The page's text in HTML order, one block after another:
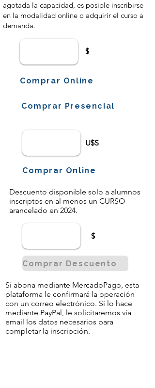
agotada la capacidad, es posible inscribirse
en la modalidad online o adquirir el curso a
demanda.
$
Comprar Online
Comprar Presencial
U$S
Comprar Online
Descuento disponible solo a alumnos
inscriptos en al menos un CURSO
arancelado en 2024.
$
Comprar Descuento
Si abona mediante MercadoPago, esta
plataforma le confirmará la operación
con un correo electrónico. Si lo hace
mediante PayPal, le solicitaremos vía
email los datos necesarios para
completar la inscripción.